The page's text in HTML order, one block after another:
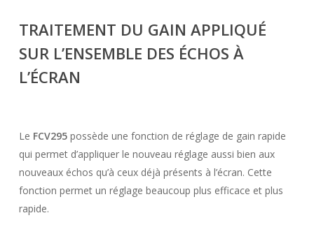
TRAITEMENT DU GAIN APPLIQUÉ
SUR L’ENSEMBLE DES ÉCHOS À
L’ÉCRAN
Le FCV295possède une fonction de réglage de gain rapide
qui permet d’appliquer le nouveau réglage aussi bien aux
nouveaux échos qu’à ceux déjà présents à l’écran. Cette
fonction permet un réglage beaucoup plus efficace et plus
rapide.